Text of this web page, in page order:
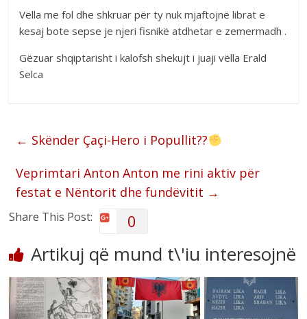
Vëlla me fol dhe shkruar për ty nuk mjaftojnë librat e
kesaj bote sepse je njeri fisnikë atdhetar e zemermadh .
Gëzuar shqiptarisht i kalofsh shekujt i juaji vëlla Erald
Selca
← Skënder Çaçi-Hero i Popullit??
Veprimtari Anton Anton me rini aktiv për
festat e Nëntorit dhe fundëvitit →
Share This Post: 0
Artikuj që mund t\'iu interesojnë